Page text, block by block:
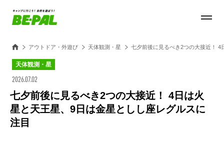
アウトドア・外遊び 天体観測・星 七夕前後に見るべき2つの大接近！
天体観測・星
2026.07.02
七夕前後に見るべき2つの大接近！ 4日は火
星と天王星、9日は金星としし座レグルスに
注目